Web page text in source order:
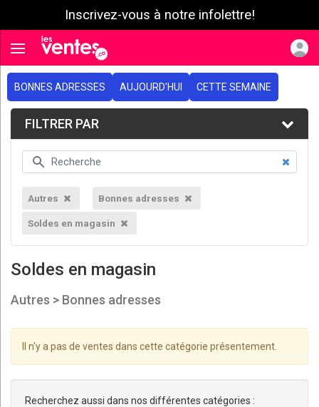
Inscrivez-vous à notre infolettre!
Toggle navigation
BONNES ADRESSES AUJOURD'HUI CETTE SEMAINE
FILTRER PAR
Autres Bonnes adresses
Soldes en magasin
Soldes en magasin
Autres > Bonnes adresses
Il n'y a pas de ventes dans cette catégorie présentement.
Recherchez aussi dans nos différentes catégories :